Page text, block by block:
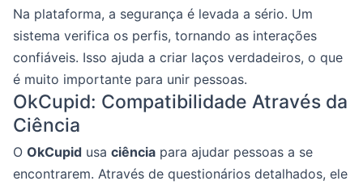
Na plataforma, a segurança é levada a sério. Um
sistema verifica os perfis, tornando as interações
confiáveis. Isso ajuda a criar laços verdadeiros, o que
é muito importante para unir pessoas.
OkCupid: Compatibilidade Através da
Ciência
O OkCupid usa ciência para ajudar pessoas a se
encontrarem. Através de questionários detalhados, ele